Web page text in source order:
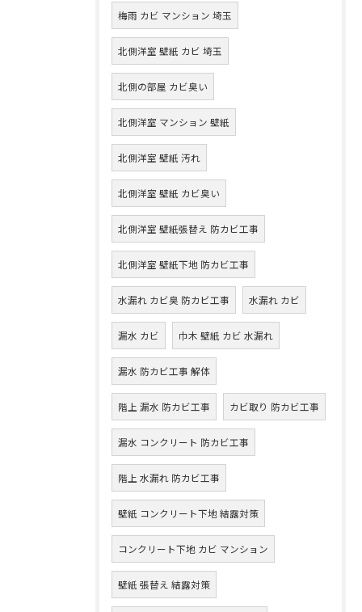
梅雨 カビ マンション 埼玉
北側洋室 壁紙 カビ 埼玉
北側の部屋 カビ臭い
北側洋室 マンション 壁紙
北側洋室 壁紙 汚れ
北側洋室 壁紙 カビ臭い
北側洋室 壁紙張替え 防カビ工事
北側洋室 壁紙下地 防カビ工事
水漏れ カビ臭 防カビ工事 水漏れ カビ
漏水 カビ 巾木 壁紙 カビ 水漏れ
漏水 防カビ工事 解体
階上 漏水 防カビ工事 カビ取り 防カビ工事
漏水 コンクリート 防カビ工事
階上 水漏れ 防カビ工事
壁紙 コンクリート下地 結露対策
コンクリート下地 カビ マンション
壁紙 張替え 結露対策